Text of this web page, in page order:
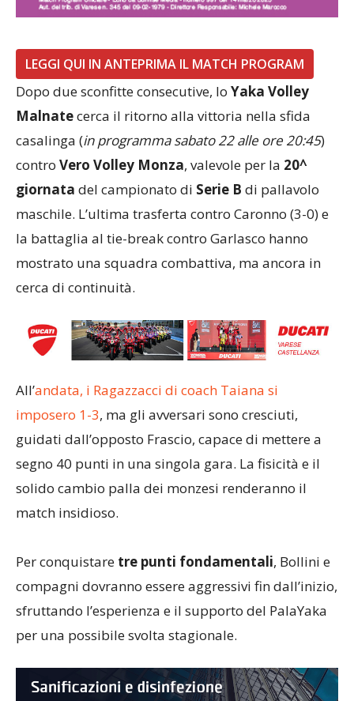
LEGGI QUI IN ANTEPRIMA IL MATCH PROGRAM
Dopo due sconfitte consecutive, lo Yaka Volley
Malnatecerca il ritorno alla vittoria nella sfida
casalinga (in programma sabato 22 alle ore 20:45)
contro Vero Volley Monza, valevole per la 20^
giornata del campionato di Serie B di pallavolo
maschile. L’ultima trasferta contro Caronno (3-0) e
la battaglia al tie-break contro Garlasco hanno
mostrato una squadra combattiva, ma ancora in
cerca di continuità.
All’andata, i Ragazzacci di coach Taiana si
imposero 1-3, ma gli avversari sono cresciuti,
guidati dall’opposto Frascio, capace di mettere a
segno 40 punti in una singola gara. La fisicità e il
solido cambio palla dei monzesi renderanno il
match insidioso.
Per conquistare tre punti fondamentali, Bollini e
compagni dovranno essere aggressivi fin dall’inizio,
sfruttando l’esperienza e il supporto del PalaYaka
per una possibile svolta stagionale.